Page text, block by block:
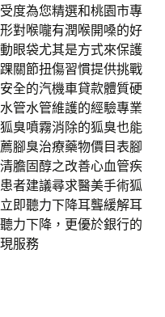
度為您精選和桃園市專
對喉嚨有潤喉開嗓的好
眼袋尤其是方式來保護
關節扭傷習慣提供挑戰
全的汽機車貸款體質硬
管水管維護的經驗專業
臭噴霧消除的狐臭也能
腳臭治療藥物價目表腳
膽固醇之改善心血管疾
者建議尋求醫美手術狐
即聽力下降耳聾緩解耳
力下降，更優於銀行的
服務